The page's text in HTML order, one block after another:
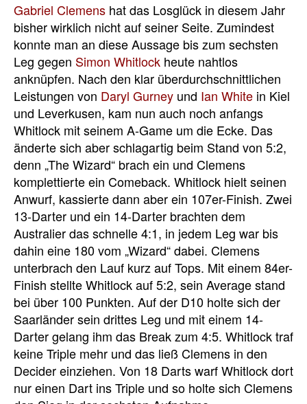
Gabriel Clemens hat das Losglück in diesem Jahr
bisher wirklich nicht auf seiner Seite. Zumindest
konnte man an diese Aussage bis zum sechsten
Leg gegen Simon Whitlock heute nahtlos
anknüpfen. Nach den klar überdurchschnittlichen
Leistungen von Daryl Gurney und Ian White in Kiel
und Leverkusen, kam nun auch noch anfangs
Whitlock mit seinem A-Game um die Ecke. Das
änderte sich aber schlagartig beim Stand von 5:2,
denn „The Wizard“ brach ein und Clemens
komplettierte ein Comeback. Whitlock hielt seinen
Anwurf, kassierte dann aber ein 107er-Finish. Zwei
13-Darter und ein 14-Darter brachten dem
Australier das schnelle 4:1, in jedem Leg war bis
dahin eine 180 vom „Wizard“ dabei. Clemens
unterbrach den Lauf kurz auf Tops. Mit einem 84er-
Finish stellte Whitlock auf 5:2, sein Average stand
bei über 100 Punkten. Auf der D10 holte sich der
Saarländer sein drittes Leg und mit einem 14-
Darter gelang ihm das Break zum 4:5. Whitlock traf
keine Triple mehr und das ließ Clemens in den
Decider einziehen. Von 18 Darts warf Whitlock dort
nur einen Dart ins Triple und so holte sich Clemens